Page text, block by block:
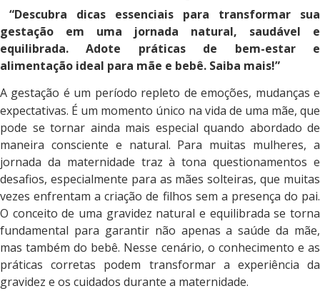
“Descubra dicas essenciais para transformar sua
gestação em uma jornada natural, saudável e
equilibrada. Adote práticas de bem-estar e
alimentação ideal para mãe e bebê. Saiba mais!”
A gestação é um período repleto de emoções, mudanças e
expectativas. É um momento único na vida de uma mãe, que
pode se tornar ainda mais especial quando abordado de
maneira consciente e natural. Para muitas mulheres, a
jornada da maternidade traz à tona questionamentos e
desafios, especialmente para as mães solteiras, que muitas
vezes enfrentam a criação de filhos sem a presença do pai.
O conceito de uma gravidez natural e equilibrada se torna
fundamental para garantir não apenas a saúde da mãe,
mas também do bebê. Nesse cenário, o conhecimento e as
práticas corretas podem transformar a experiência da
gravidez e os cuidados durante a maternidade.